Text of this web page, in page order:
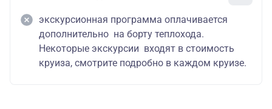
экскурсионная программа оплачивается
дополнительно на борту теплохода.
Некоторые экскурсии входят в стоимость
круиза, смотрите подробно в каждом круизе.